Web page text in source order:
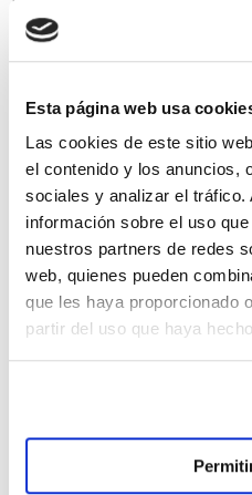
Esta página web usa
Las cookies de este sitio
el contenido y los anuncios,
sociales y analizar el tráfico.
información sobre el uso
nuestros partners de redes
web, quienes pueden
que les haya proporcionado
partir del uso que haya
legalmente reservados,
utilización por parte
considerarse, en forma
cualquier activo.
Igualmente están
correspondientes
e industrial los
general, todo el
el servidor de esta web de
Todos los diseños y
el diseño de esta web,
nombre comercial o
imágenes, los
contenidos y demás
son propiedad de